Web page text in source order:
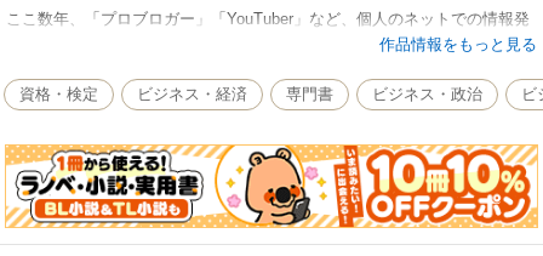
ここ数年、「プロブロガー」「YouTuber」など、個人のネットでの情報発
信をマネタイズ（収益化）する動きが急激な盛り上がりを見せています。
せん。
そうしたなか、ほかの人が取り組んでいないテーマに絞り込み、その情報
をコンパクトにまとめて、そのテーマに興味・関心がある人のニーズをガ
ッチリつかむ「ミニサイト」に注目が集まっています。
ミニサイトとは、たとえば「東京にあるビアガーデン」「3500円以下で泊
作品情報をもっと見る
資格・検定 ビジネス・経済 専門書 ビジネス・政治 ビ